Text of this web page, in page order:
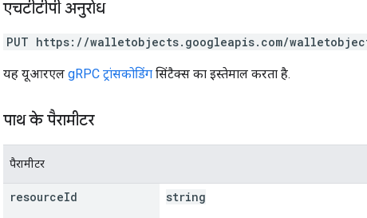
एचटीटीपी अनुरोध
PUT https://walletobjects.googleapis.com/
यह यूआरएल gRPC ट्रांसकोडिंग सिंटैक्स का इस्तेमाल करता है.
पाथ के पैरामीटर
पैरामीटर
resourceId string